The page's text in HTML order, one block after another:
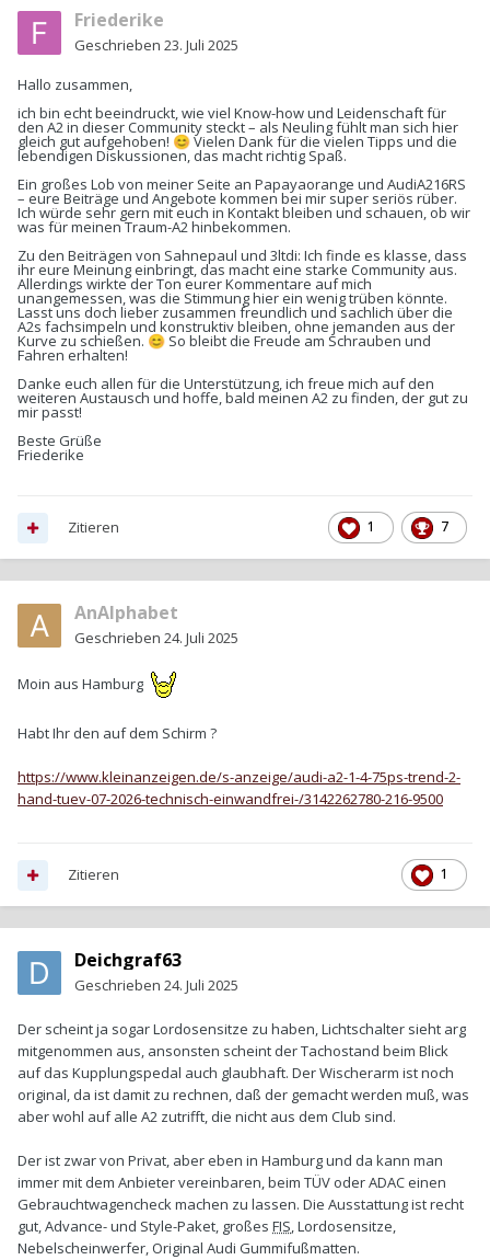
Friederike
Geschrieben 23. Juli 2025
Hallo zusammen,
ich bin echt beeindruckt, wie viel Know-how und Leidenschaft für
den A2 in dieser Community steckt – als Neuling fühlt man sich hier
gleich gut aufgehoben! 😊 Vielen Dank für die vielen Tipps und die
lebendigen Diskussionen, das macht richtig Spaß.
Ein großes Lob von meiner Seite an Papayaorange und AudiA216RS
– eure Beiträge und Angebote kommen bei mir super seriös rüber.
Ich würde sehr gern mit euch in Kontakt bleiben und schauen, ob wir
was für meinen Traum-A2 hinbekommen.
Zu den Beiträgen von Sahnepaul und 3ltdi: Ich finde es klasse, dass
ihr eure Meinung einbringt, das macht eine starke Community aus.
Allerdings wirkte der Ton eurer Kommentare auf mich
unangemessen, was die Stimmung hier ein wenig trüben könnte.
Lasst uns doch lieber zusammen freundlich und sachlich über die
A2s fachsimpeln und konstruktiv bleiben, ohne jemanden aus der
Kurve zu schießen. 😊 So bleibt die Freude am Schrauben und
Fahren erhalten!
Danke euch allen für die Unterstützung, ich freue mich auf den
weiteren Austausch und hoffe, bald meinen A2 zu finden, der gut zu
mir passt!
Beste Grüße
Friederike
1 7
Zitieren
AnAlphabet
Geschrieben 24. Juli 2025
Moin aus Hamburg
Habt Ihr den auf dem Schirm ?
https://www.kleinanzeigen.de/s-anzeige/audi-a2-1-4-75ps-trend-2-
hand-tuev-07-2026-technisch-einwandfrei-/3142262780-216-9500
1
Zitieren
Deichgraf63
Geschrieben 24. Juli 2025
Der scheint ja sogar Lordosensitze zu haben, Lichtschalter sieht arg
mitgenommen aus, ansonsten scheint der Tachostand beim Blick
auf das Kupplungspedal auch glaubhaft. Der Wischerarm ist noch
original, da ist damit zu rechnen, daß der gemacht werden muß, was
aber wohl auf alle A2 zutrifft, die nicht aus dem Club sind.
Der ist zwar von Privat, aber eben in Hamburg und da kann man
immer mit dem Anbieter vereinbaren, beim TÜV oder ADAC einen
Gebrauchtwagencheck machen zu lassen. Die Ausstattung ist recht
gut, Advance- und Style-Paket, großes FIS, Lordosensitze,
Nebelscheinwerfer, Original Audi Gummifußmatten.